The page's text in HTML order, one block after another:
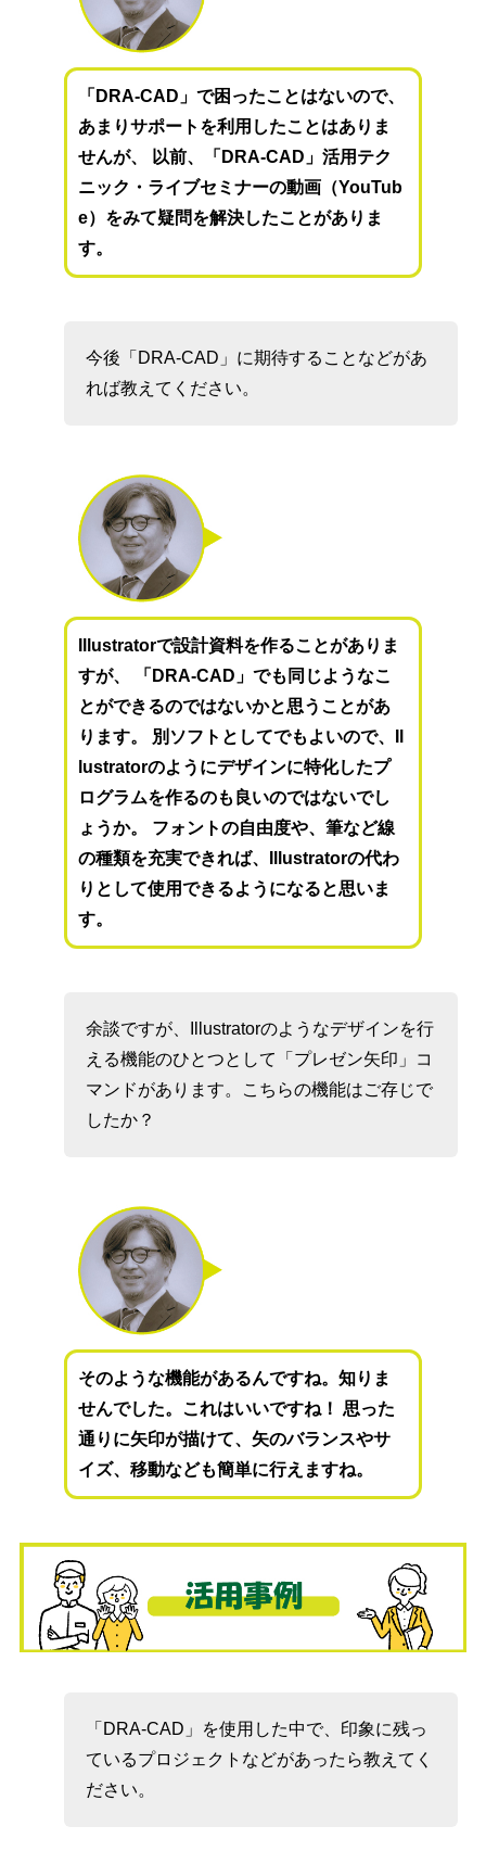
「DRA-CAD」で困ったことはないので、
あまりサポートを利用したことはありま
せんが、 以前、「DRA-CAD」活用テク
ニック・ライブセミナーの動画（YouTub
e）をみて疑問を解決したことがありま
す。
今後「DRA-CAD」に期待することなどがあ
れば教えてください。
Illustratorで設計資料を作ることがありま
すが、 「DRA-CAD」でも同じようなこ
とができるのではないかと思うことがあ
ります。 別ソフトとしてでもよいので、Il
lustratorのようにデザインに特化したプ
ログラムを作るのも良いのではないでし
ょうか。 フォントの自由度や、筆など線
の種類を充実できれば、Illustratorの代わ
りとして使用できるようになると思いま
す。
余談ですが、Illustratorのようなデザインを行
える機能のひとつとして「プレゼン矢印」コ
マンドがあります。こちらの機能はご存じで
したか？
そのような機能があるんですね。知りま
せんでした。これはいいですね！ 思った
通りに矢印が描けて、矢のバランスやサ
イズ、移動なども簡単に行えますね。
「DRA-CAD」を使用した中で、印象に残っ
ているプロジェクトなどがあったら教えてく
ださい。